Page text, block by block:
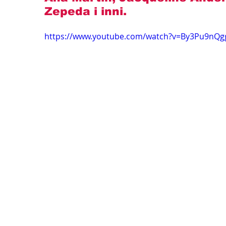
Zepeda i inni.
https://www.youtube.com/